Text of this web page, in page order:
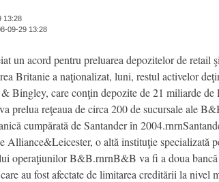
13:28
09-29 13:28
un acord pentru preluarea depozitelor de
Britanie a naţionalizat, luni, restul activelor
Bingley, care conţin depozite de 21 miliarde
prelua reţeaua de circa 200 de sucursale ale
cumpărată de Santander în
Alliance&Leicester, o altă instituţie
operaţiunilor B&B.rnrnB&B va fi a doua
au fost afectate de limitarea creditării la